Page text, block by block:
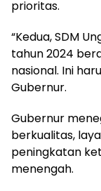
prioritas.
“Kedua, SDM
tahun 2024
nasional. Ini
Gubernur.
Gubernur
berkualitas,
peningkatan
menengah.